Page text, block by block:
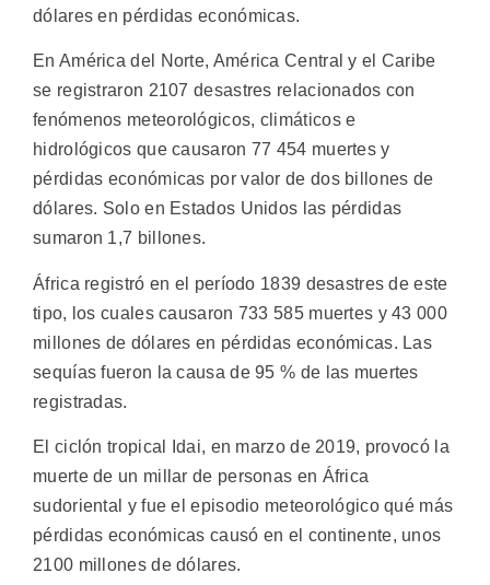
dólares en pérdidas económicas.
En América del Norte, América Central y el Caribe
se registraron 2107 desastres relacionados con
fenómenos meteorológicos, climáticos e
hidrológicos que causaron 77 454 muertes y
pérdidas económicas por valor de dos billones de
dólares. Solo en Estados Unidos las pérdidas
sumaron 1,7 billones.
África registró en el período 1839 desastres de este
tipo, los cuales causaron 733 585 muertes y 43 000
millones de dólares en pérdidas económicas. Las
sequías fueron la causa de 95 % de las muertes
registradas.
El ciclón tropical Idai, en marzo de 2019, provocó la
muerte de un millar de personas en África
sudoriental y fue el episodio meteorológico qué más
pérdidas económicas causó en el continente, unos
2100 millones de dólares.